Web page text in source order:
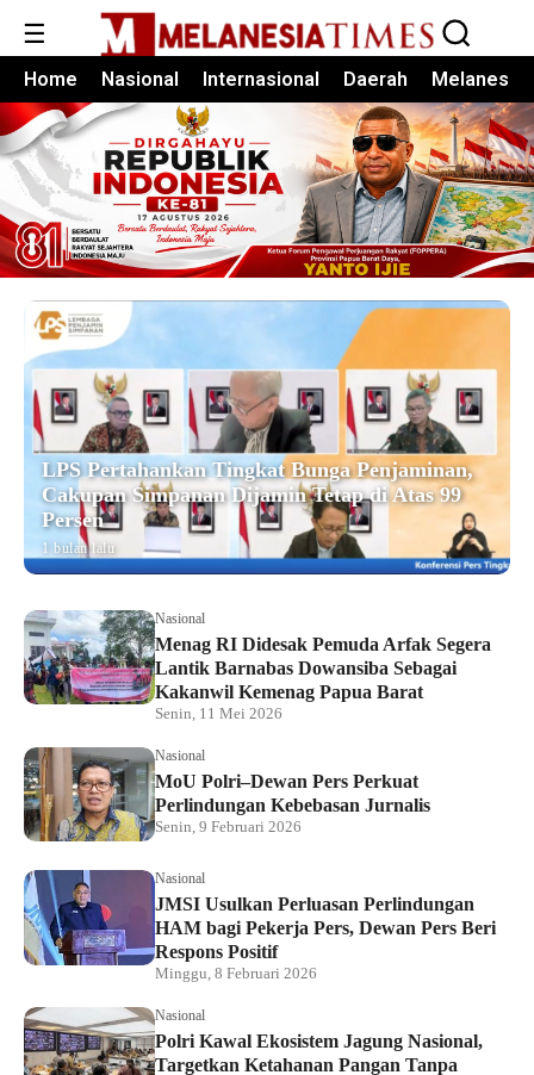
☰
Home Nasional Internasional Daerah Melanesia
LPS Pertahankan Tingkat Bunga Penjaminan,
Cakupan Simpanan Dijamin Tetap di Atas 99
Persen
1 bulan lalu
Nasional
Menag RI Didesak Pemuda Arfak Segera
Lantik Barnabas Dowansiba Sebagai
Kakanwil Kemenag Papua Barat
Senin, 11 Mei 2026
Nasional
MoU Polri–Dewan Pers Perkuat
Perlindungan Kebebasan Jurnalis
Senin, 9 Februari 2026
Nasional
JMSI Usulkan Perluasan Perlindungan
HAM bagi Pekerja Pers, Dewan Pers Beri
Respons Positif
Minggu, 8 Februari 2026
Nasional
Polri Kawal Ekosistem Jagung Nasional,
Targetkan Ketahanan Pangan Tanpa